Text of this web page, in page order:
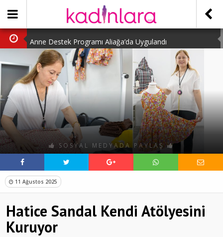
Anne Destek Programı Aliağa’da Uygulandı
Türk Halk Oyunları Topluluğu Büyüledi
Kübra Kuş “Kadınlar Sporda Öncü ve Güçlü”
Çocuklara Özel Kaplumbağa Etkinliği
Kübra Engellilere Umut Oluyor
SOSYAL MEDYADA PAYLAŞ
11 Ağustos 2025
Hatice Sandal Kendi Atölyesini
Kuruyor